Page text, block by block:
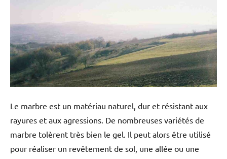
Le marbre est un matériau naturel, dur et résistant aux
rayures et aux agressions. De nombreuses variétés de
marbre tolèrent très bien le gel. Il peut alors être utilisé
pour réaliser un revêtement de sol, une allée ou une